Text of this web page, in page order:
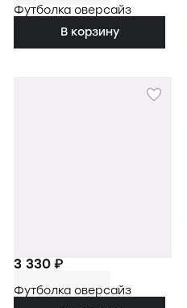
Футболка оверсайз
В корзину
3 330 ₽
Футболка оверсайз